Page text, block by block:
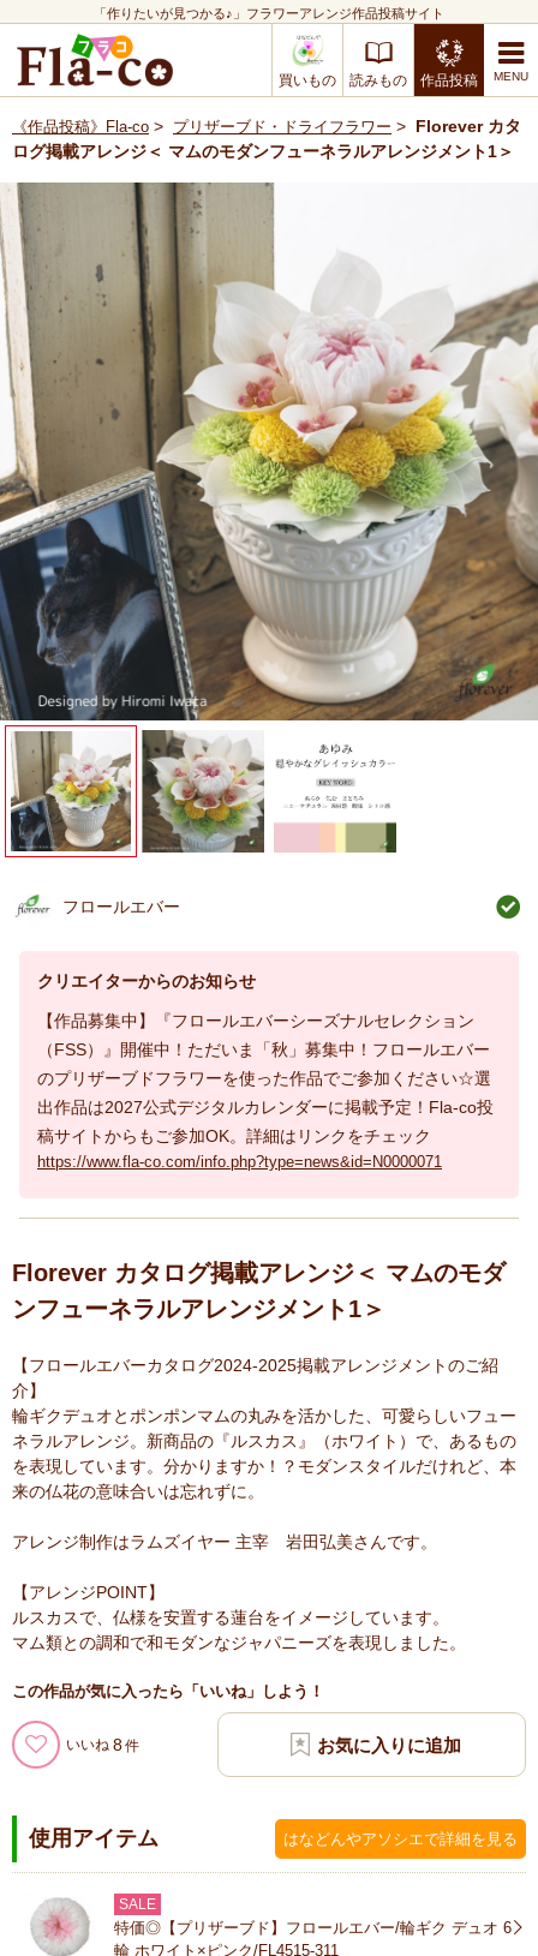
「作りたいが見つかる♪」フラワーアレンジ作品投稿サイト
買いもの 読みもの 作品投稿
《作品投稿》Fla-co > プリザーブド・ドライフラワー > Florever カタ
ログ掲載アレンジ＜ マムのモダンフューネラルアレンジメント1＞
フロールエバー
クリエイターからのお知らせ
【作品募集中】『フロールエバーシーズナルセレクション
（FSS）』開催中！ただいま「秋」募集中！フロールエバー
のプリザーブドフラワーを使った作品でご参加ください☆選
出作品は2027公式デジタルカレンダーに掲載予定！Fla-co投
稿サイトからもご参加OK。詳細はリンクをチェック
https://www.fla-co.com/info.php?type=news&id=N0000071
Florever カタログ掲載アレンジ＜ マムのモダ
ンフューネラルアレンジメント1＞
【フロールエバーカタログ2024-2025掲載アレンジメントのご紹
介】
輪ギクデュオとポンポンマムの丸みを活かした、可愛らしいフュー
ネラルアレンジ。新商品の『ルスカス』（ホワイト）で、あるもの
を表現しています。分かりますか！？モダンスタイルだけれど、本
来の仏花の意味合いは忘れずに。
アレンジ制作はラムズイヤー 主宰 岩田弘美さんです。
【アレンジPOINT】
ルスカスで、仏様を安置する蓮台をイメージしています。
マム類との調和で和モダンなジャパニーズを表現しました。
この作品が気に入ったら「いいね」しよう！
いいね 8
使用アイテム はなどんやアソシエで詳細を見る
SALE
特価◎【プリザーブド】フロールエバー/輪ギク デュオ 6
輪 ホワイト×ピンク/FL4515-311